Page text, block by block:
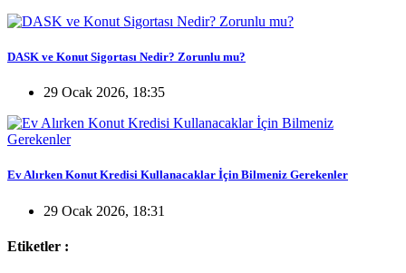
DASK ve Konut Sigortası Nedir? Zorunlu mu?
29 Ocak 2026, 18:35
Ev Alırken Konut Kredisi Kullanacaklar İçin Bilmeniz Gerekenler
29 Ocak 2026, 18:31
Etiketler :